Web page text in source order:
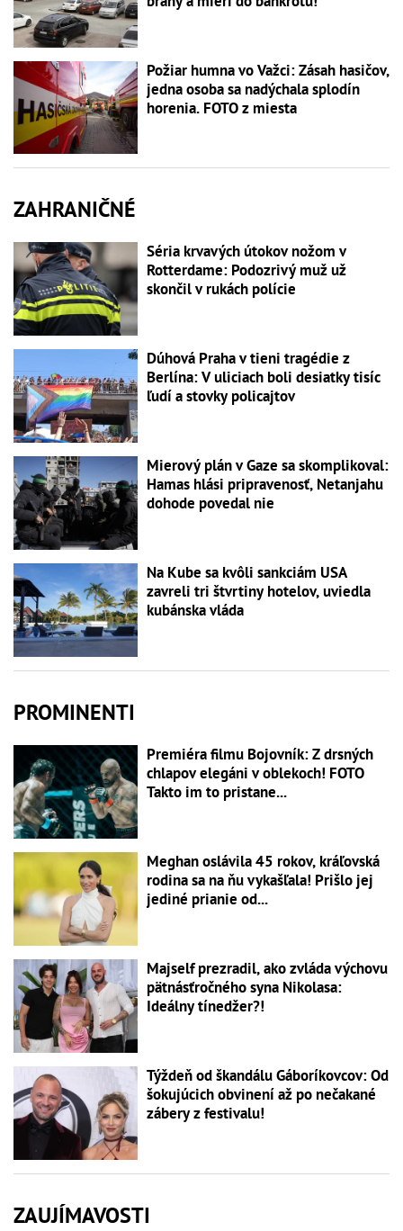
Požiar humna vo Važci: Zásah hasičov,
jedna osoba sa nadýchala splodín
horenia. FOTO z miesta
ZAHRANIČNÉ
Séria krvavých útokov nožom v
Rotterdame: Podozrivý muž už
skončil v rukách polície
Dúhová Praha v tieni tragédie z
Berlína: V uliciach boli desiatky tisíc
ľudí a stovky policajtov
Mierový plán v Gaze sa skomplikoval:
Hamas hlási pripravenosť, Netanjahu
dohode povedal nie
Na Kube sa kvôli sankciám USA
zavreli tri štvrtiny hotelov, uviedla
kubánska vláda
PROMINENTI
Premiéra filmu Bojovník: Z drsných
chlapov elegáni v oblekoch! FOTO
Takto im to pristane...
Meghan oslávila 45 rokov, kráľovská
rodina sa na ňu vykašľala! Prišlo jej
jediné prianie od...
Majself prezradil, ako zvláda výchovu
pätnásťročného syna Nikolasa:
Ideálny tínedžer?!
Týždeň od škandálu Gáboríkovcov: Od
šokujúcich obvinení až po nečakané
zábery z festivalu!
ZAUJÍMAVOSTI